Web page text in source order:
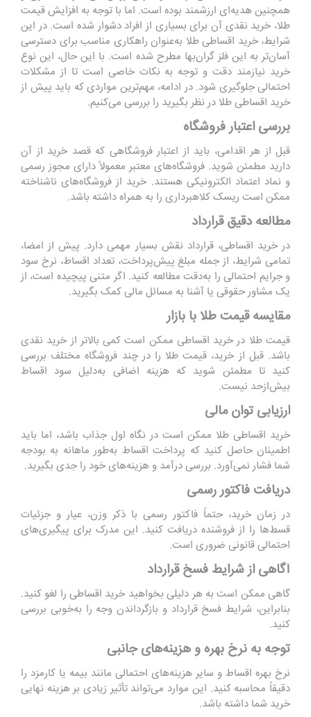
همچنین هدیه‌ای ارزشمند بوده است. اما با توجه به افزایش قیمت
طلا، خرید نقدی آن برای بسیاری از افراد دشوار شده است. در این
شرایط، خرید اقساطی طلا به‌عنوان راهکاری مناسب برای دسترسی
آسان‌تر به این فلز گران‌بها مطرح شده است. با این حال، این نوع
خرید نیازمند دقت و توجه به نکات خاصی است تا از مشکلات
احتمالی جلوگیری شود. در ادامه، مهم‌ترین مواردی که باید پیش از
خرید اقساطی طلا در نظر بگیرید را بررسی می‌کنیم.
بررسی اعتبار فروشگاه
قبل از هر اقدامی، باید از اعتبار فروشگاهی که قصد خرید از آن
دارید مطمئن شوید. فروشگاه‌های معتبر معمولاً دارای مجوز رسمی
و نماد اعتماد الکترونیکی هستند. خرید از فروشگاه‌های ناشناخته
ممکن است ریسک کلاهبرداری را به همراه داشته باشد.
مطالعه دقیق قرارداد
در خرید اقساطی، قرارداد نقش بسیار مهمی دارد. پیش از امضا،
تمامی شرایط، از جمله مبلغ پیش‌پرداخت، تعداد اقساط، نرخ سود
و جرایم احتمالی را به‌دقت مطالعه کنید. اگر متنی پیچیده است، از
یک مشاور حقوقی یا آشنا به مسائل مالی کمک بگیرید.
مقایسه قیمت طلا با بازار
قیمت طلا در خرید اقساطی ممکن است کمی بالاتر از خرید نقدی
باشد. قبل از خرید، قیمت طلا را در چند فروشگاه مختلف بررسی
کنید تا مطمئن شوید که هزینه اضافی به‌دلیل سود اقساط
بیش‌ازحد نیست.
ارزیابی توان مالی
خرید اقساطی طلا ممکن است در نگاه اول جذاب باشد، اما باید
اطمینان حاصل کنید که پرداخت اقساط به‌طور ماهانه به بودجه
شما فشار نمی‌آورد. بررسی درآمد و هزینه‌های خود را جدی بگیرید.
دریافت فاکتور رسمی
در زمان خرید، حتماً فاکتور رسمی با ذکر وزن، عیار و جزئیات
قسط‌ها را از فروشنده دریافت کنید. این مدرک برای پیگیری‌های
احتمالی قانونی ضروری است.
آگاهی از شرایط فسخ قرارداد
گاهی ممکن است به هر دلیلی بخواهید خرید اقساطی را لغو کنید.
بنابراین، شرایط فسخ قرارداد و بازگرداندن وجه را به‌خوبی بررسی
کنید.
توجه به نرخ بهره و هزینه‌های جانبی
نرخ بهره اقساط و سایر هزینه‌های احتمالی مانند بیمه یا کارمزد را
دقیقاً محاسبه کنید. این موارد می‌تواند تأثیر زیادی بر هزینه نهایی
خرید شما داشته باشد.